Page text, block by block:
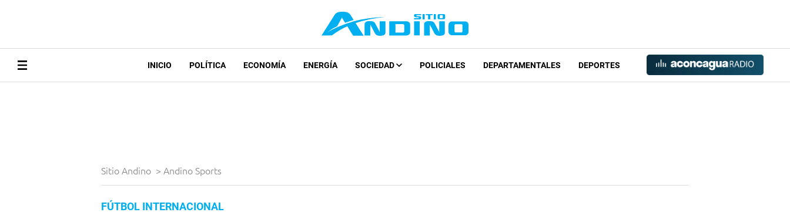
INICIO POLÍTICA ECONOMÍA ENERGÍA SOCIEDAD POLICIALES DEPARTAMENTALES DEPORTES
Sitio Andino > Andino Sports
FÚTBOL INTERNACIONAL